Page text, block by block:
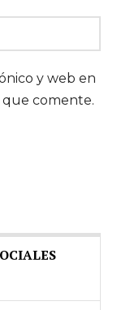
y web en
que comente.